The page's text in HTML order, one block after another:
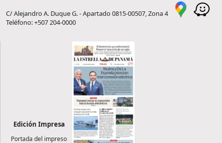
C/ Alejandro A. Duque G. - Apartado 0815-00507, Zona 4
Teléfono: +507 204-0000
Edición Impresa
Portada del impreso